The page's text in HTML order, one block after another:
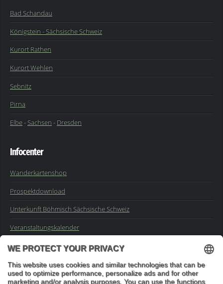
Bad Schandau
Königstein - Sächsische Schweiz
Kurort Rathen
Kurort Wehlen
Sebnitz
Pirna
Elbe-Sachsen - Dresden
Infocenter
Wanderkartenshop
Prospektdownload
Unterkunft Böhmisch Sächsische Schweiz
Veranstaltungskalender
Impressum